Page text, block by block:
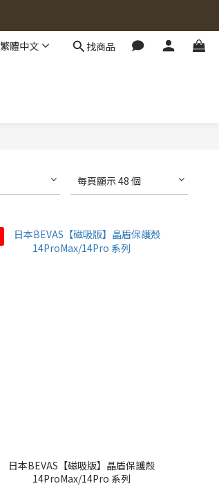
繁體中文 找商品
每頁顯示 48 個
日本BEVAS【磁吸版】晶盾保護殼
14ProMax/14Pro 系列